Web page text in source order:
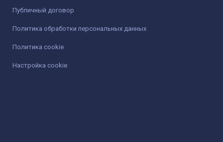
Публичный договор
Политика обработки персональных данных
Политика cookie
Настройка cookie